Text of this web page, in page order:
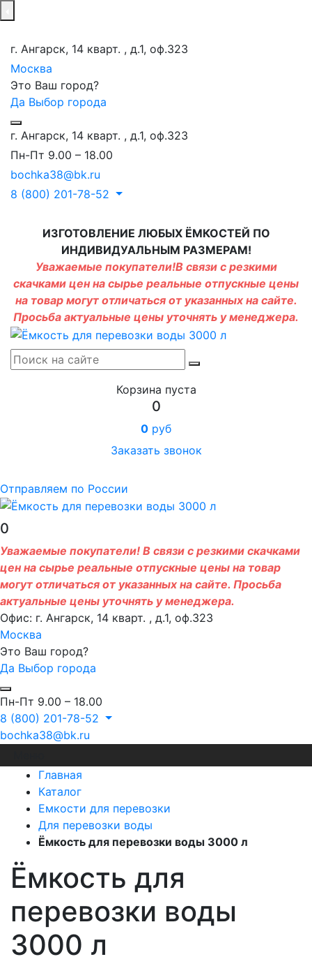
г. Ангарск, 14 кварт. , д.1, оф.323
Москва
Это Ваш город?
Да Выбор города
г. Ангарск, 14 кварт. , д.1, оф.323
Пн-Пт 9.00 – 18.00
bochka38@bk.ru
8 (800) 201-78-52
ИЗГОТОВЛЕНИЕ ЛЮБЫХ ЁМКОСТЕЙ ПО
ИНДИВИДУАЛЬНЫМ РАЗМЕРАМ!
Уважаемые покупатели!В связи с резкими
скачками цен на сырье реальные отпускные цены
на товар могут отличаться от указанных на сайте.
Просьба актуальные цены уточнять у менеджера.
Корзина пуста
0
0 руб
Заказать звонок
Отправляем по России
0
Уважаемые покупатели! В связи с резкими скачками
цен на сырье реальные отпускные цены на товар
могут отличаться от указанных на сайте. Просьба
актуальные цены уточнять у менеджера.
Офис: г. Ангарск, 14 кварт. , д.1, оф.323
Москва
Это Ваш город?
Да Выбор города
Пн-Пт 9.00 – 18.00
8 (800) 201-78-52
bochka38@bk.ru
Главная
Каталог
Емкости для перевозки
Для перевозки воды
Ёмкость для перевозки воды 3000 л
Ёмкость для
перевозки воды
3000 л